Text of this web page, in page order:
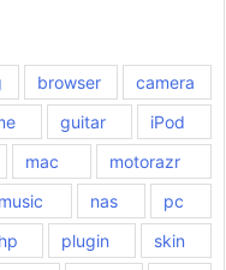
browser
camera
guitar
iPod
mac
motorazr
music nas
pc
plugin skin